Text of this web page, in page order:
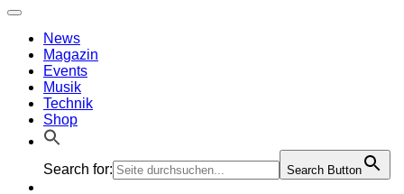
News
Magazin
Events
Musik
Technik
Shop
Search for: Search Button